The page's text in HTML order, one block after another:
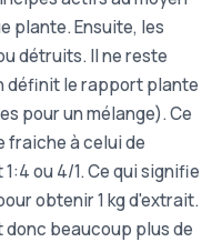
plante. Ensuite, les
détruits. Il ne reste
définit le rapport plante
pour un mélange). Ce
fraiche à celui de
ou 4/1. Ce qui signifie
obtenir 1 kg d'extrait.
beaucoup plus de